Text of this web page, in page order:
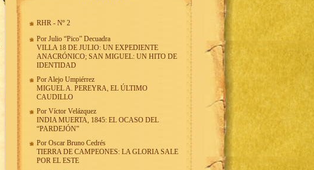
RHR - Nº 2
Por Julio “Pico” Decuadra
VILLA 18 DE JULIO: UN EXPEDIENTE
ANACRÓNICO; SAN MIGUEL: UN HITO DE
IDENTIDAD
PorAlejo Umpiérrez
MIGUEL A. PEREYRA, EL ÚLTIMO
CAUDILLO
Por Víctor Velázquez
INDIA MUERTA, 1845: EL OCASO DEL
“PARDEJÓN”
Por Oscar Bruno Cedrés
TIERRA DE CAMPEONES: LA GLORIA SALE
POR EL ESTE